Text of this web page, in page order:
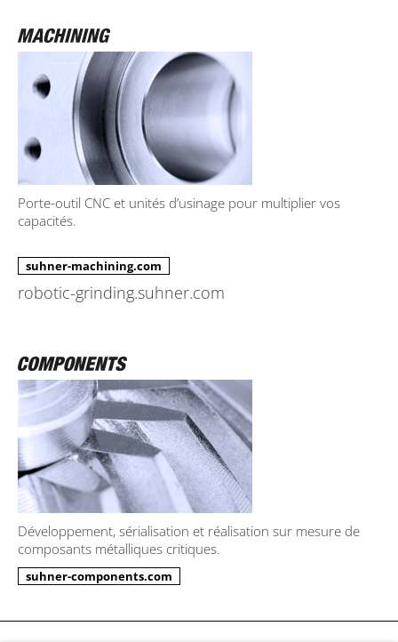
Porte-outil CNC et unités d’usinage pour multiplier vos
capacités.
suhner-machining.com
robotic-grinding.suhner.com
Développement, sérialisation et réalisation sur mesure de
composants métalliques critiques.
suhner-components.com